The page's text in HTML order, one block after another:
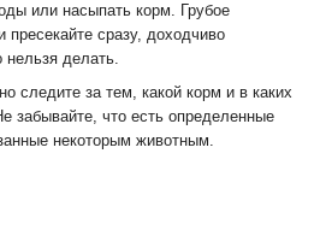
или насыпать корм. Грубое
сразу, доходчиво
нельзя делать.
следите за тем, какой корм и в каких
забывайте, что есть определенные
некоторым животным.